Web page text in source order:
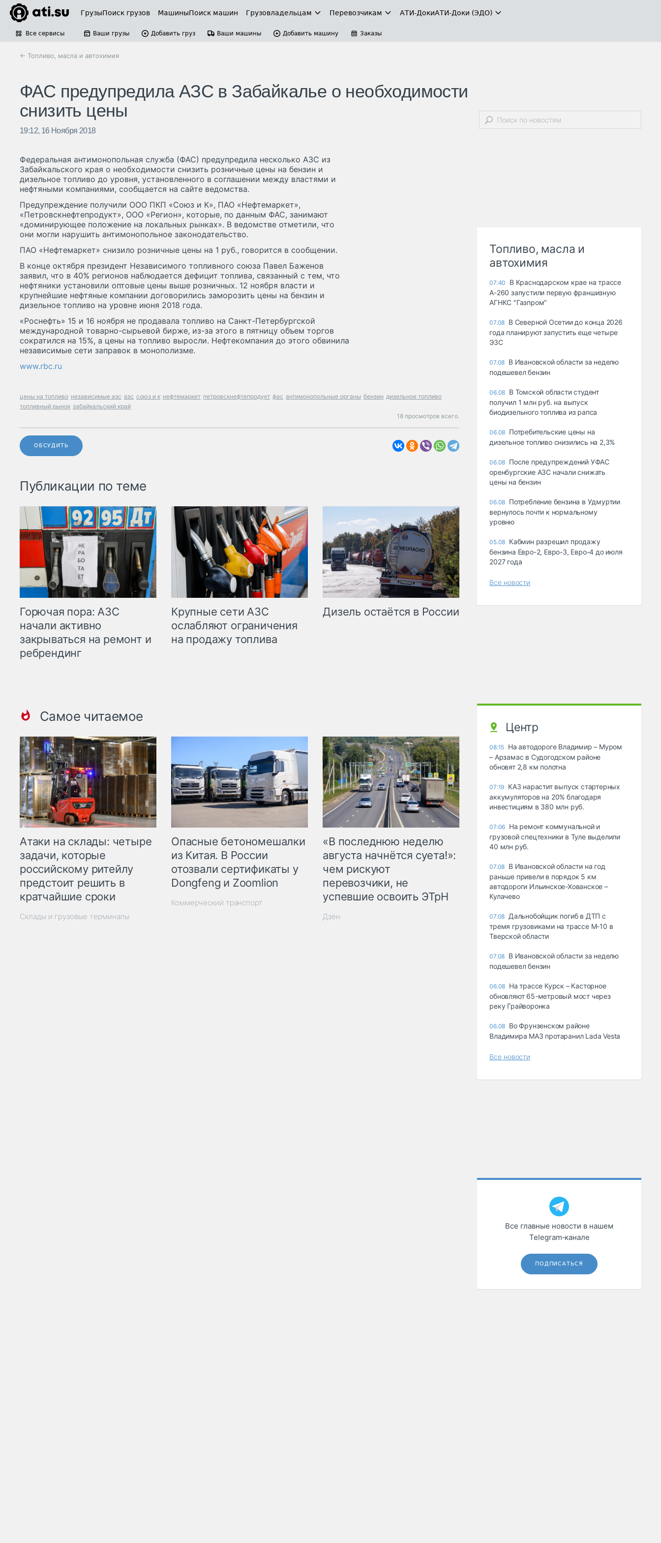
ГрузыПоиск грузов МашиныПоиск машин Грузовладельцам Перевозчикам АТИ-ДокиАТИ-Доки (ЭДО)
Все сервисы Ваши грузы Добавить груз Ваши машины Добавить машину Заказы
← Топливо, масла и автохимия
ФАС предупредила АЗС в Забайкалье о необходимости
снизить цены
19:12, 16 Ноября 2018
Федеральная антимонопольная служба (ФАС) предупредила несколько АЗС из
Забайкальского края о необходимости снизить розничные цены на бензин и
дизельное топливо до уровня, установленного в соглашении между властями и
нефтяными компаниями, сообщается на сайте ведомства.
Предупреждение получили ООО ПКП «Союз и К», ПАО «Нефтемаркет»,
«Петровскнефтепродукт», ООО «Регион», которые, по данным ФАС, занимают
«доминирующее положение на локальных рынках». В ведомстве отметили, что
они могли нарушить антимонопольное законодательство.
ПАО «Нефтемаркет» снизило розничные цены на 1 руб., говорится в сообщении.
В конце октября президент Независимого топливного союза Павел Баженов
заявил, что в 40% регионов наблюдается дефицит топлива, связанный с тем, что
нефтяники установили оптовые цены выше розничных. 12 ноября власти и
крупнейшие нефтяные компании договорились заморозить цены на бензин и
дизельное топливо на уровне июня 2018 года.
«Роснефть» 15 и 16 ноября не продавала топливо на Санкт-Петербургской
международной товарно-сырьевой бирже, из-за этого в пятницу объем торгов
сократился на 15%, а цены на топливо выросли. Нефтекомпания до этого обвинила
независимые сети заправок в монополизме.
www.rbc.ru
цены на топливо независимые азс азс союз и к нефтемаркет петровскнефтепродукт фас антимонопольные органы бензин дизельное топливо
топливный рынок забайкальский край
18 просмотров всего.
ОБСУДИТЬ
Публикации по теме
Горючая пора: АЗС
начали активно
закрываться на ремонт и
ребрендинг
Крупные сети АЗС
ослабляют ограничения
на продажу топлива
Дизель остаётся в России
Самое читаемое
Атаки на склады: четыре
задачи, которые
российскому ритейлу
предстоит решить в
кратчайшие сроки
Склады и грузовые терминалы
Опасные бетономешалки
из Китая. В России
отозвали сертификаты у
Dongfeng и Zoomlion
Коммерческий транспорт
«В последнюю неделю
августа начнётся суета!»:
чем рискуют
перевозчики, не
успевшие освоить ЭТрН
Дзен
Топливо, масла и
автохимия
07:40
В Краснодарском крае на трассе
А-260 запустили первую франшизную
АГНКС "Газпром"
07.08 В Северной Осетии до конца 2026
года планируют запустить еще четыре
ЭЗС
07.08 В Ивановской области за неделю
подешевел бензин
06.08 В Томской области студент
получил 1 млн руб. на выпуск
биодизельного топлива из рапса
06.08 Потребительские цены на
дизельное топливо снизились на 2,3%
06.08 После предупреждений УФАС
оренбургские АЗС начали снижать
цены на бензин
06.08 Потребление бензина в Удмуртии
вернулось почти к нормальному
уровню
05.08 Кабмин разрешил продажу
бензина Евро-2, Евро-3, Евро-4 до июля
2027 года
Все новости
Центр
08:15 На автодороге Владимир – Муром
– Арзамас в Судогодском районе
обновят 2,8 км полотна
07:19 КАЗ нарастит выпуск стартерных
аккумуляторов на 20% благодаря
инвестициям в 380 млн руб.
07:06 На ремонт коммунальной и
грузовой спецтехники в Туле выделили
40 млн руб.
07.08 В Ивановской области на год
раньше привели в порядок 5 км
автодороги Ильинское-Хованское –
Кулачево
07.08 Дальнобойщик погиб в ДТП с
тремя грузовиками на трассе М-10 в
Тверской области
07.08 В Ивановской области за неделю
подешевел бензин
06.08 На трассе Курск – Касторное
обновляют 65-метровый мост через
реку Грайворонка
06.08 Во Фрунзенском районе
Владимира МАЗ протаранил Lada Vesta
Все новости
Все главные новости в нашем
Telegram‑канале
ПОДПИСАТЬСЯ